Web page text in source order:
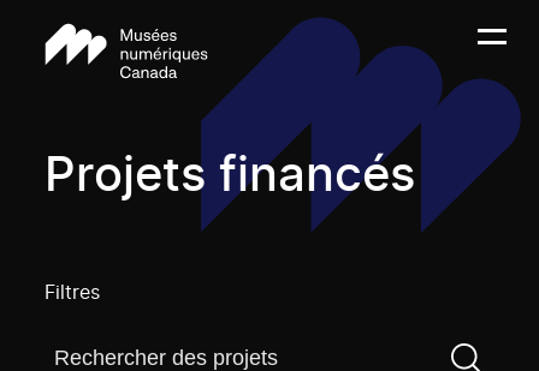
Projets financés
Filtres
Trouvez un projetVous devez saisir un terme de